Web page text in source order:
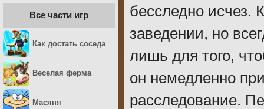
бесследно исчез.
заведении, но
лишь для того,
он немедленно
расследование.
Все части игр
Как достать соседа
Веселая ферма
Масяня